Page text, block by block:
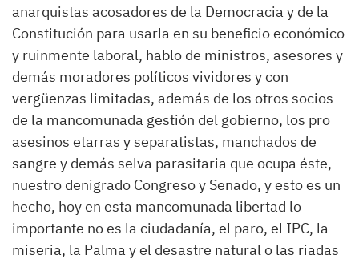
anarquistas acosadores de la Democracia y de la
Constitución para usarla en su beneficio económico
y ruinmente laboral, hablo de ministros, asesores y
demás moradores políticos vividores y con
vergüenzas limitadas, además de los otros socios
de la mancomunada gestión del gobierno, los pro
asesinos etarras y separatistas, manchados de
sangre y demás selva parasitaria que ocupa éste,
nuestro denigrado Congreso y Senado, y esto es un
hecho, hoy en esta mancomunada libertad lo
importante no es la ciudadanía, el paro, el IPC, la
miseria, la Palma y el desastre natural o las riadas